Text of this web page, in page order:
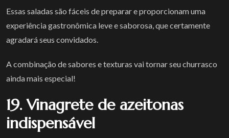
Essas saladas são fáceis de preparar e proporcionam uma
experiência gastronômica leve e saborosa, que certamente
agradará seus convidados.
A combinação de sabores e texturas vai tornar seu churrasco
ainda mais especial!
19. Vinagrete de azeitonas
indispensável